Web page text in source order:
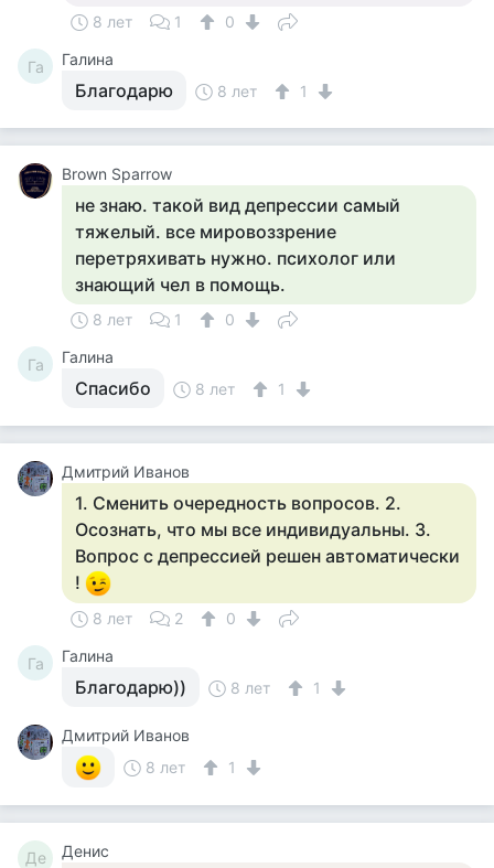
8 лет 1 0
Га Галина
Благодарю 8 лет 1
Brown Sparrow
не знаю. такой вид депрессии самый
тяжелый. все мировоззрение
перетряхивать нужно. психолог или
знающий чел в помощь.
8 лет 1 0
Га Галина
Спасибо 8 лет 1
Дмитрий Иванов
1. Сменить очередность вопросов. 2.
Осознать, что мы все индивидуальны. 3.
Вопрос с депрессией решен автоматически
!
8 лет 2 0
Га Галина
Благодарю)) 8 лет 1
Дмитрий Иванов
8 лет
1
Де Денис